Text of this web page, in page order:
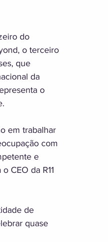
do
o terceiro
que
da
o
em trabalhar
com
e
CEO da R11
de
quase